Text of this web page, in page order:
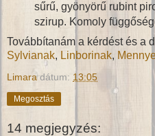
sűrű, gyönyörű rubint
szirup. Komoly
Továbbítanám a kérdést és a
Sylvianak, Linborinak,
Limara dátum: 13:05
Megosztás
14 megjegyzés: